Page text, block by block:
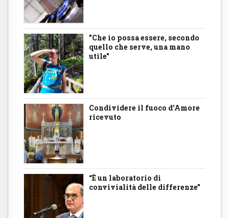
"Che io possa essere, secondo
quello che serve, una mano
utile"
Condividere il fuoco d’Amore
ricevuto
“È un laboratorio di
convivialità delle differenze”